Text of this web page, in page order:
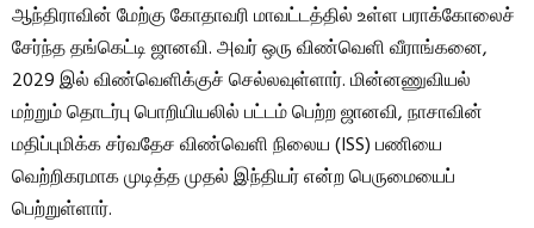
ஆந்திராவின் மேற்கு கோதாவரி மாவட்டத்தில் உள்ள பராக்கோலைச்
சேர்ந்த தங்கெட்டி ஜானவி. அவர் ஒரு விண்வெளி வீராங்கனை,
2029 இல் விண்வெளிக்குச் செல்லவுள்ளார். மின்னணுவியல்
மற்றும் தொடர்பு பொறியியலில் பட்டம் பெற்ற ஜானவி, நாசாவின்
மதிப்புமிக்க சர்வதேச விண்வெளி நிலைய (ISS) பணியை
வெற்றிகரமாக முடித்த முதல் இந்தியர் என்ற பெருமையைப்
பெற்றுள்ளார்.